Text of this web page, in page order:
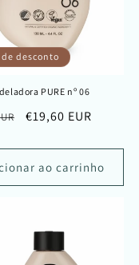
de desconto
PURE nº 06
Preço
saldo
€19,60 EUR
ao carrinho